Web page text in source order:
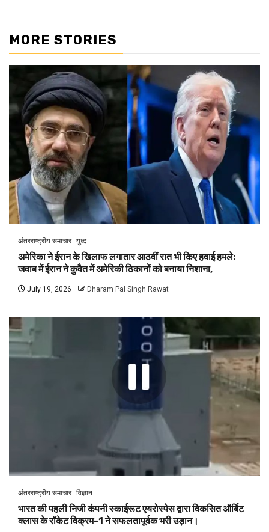
MORE STORIES
अंतरराष्ट्रीय समाचार युध्द
अमेरिका ने ईरान के खिलाफ लगातार आठवीं रात भी किए हवाई हमले:
जवाब में ईरान ने कुवैत में अमेरिकी ठिकानों को बनाया निशाना,
July 19, 2026 Dharam Pal Singh Rawat
अंतरराष्ट्रीय समाचार विज्ञान
भारत की पहली निजी कंपनी स्काईरूट एयरोस्पेस द्वारा विकसित ऑर्बिट
क्लास के रॉकेट विक्रम-1 ने सफलतापूर्वक भरी उड़ान।